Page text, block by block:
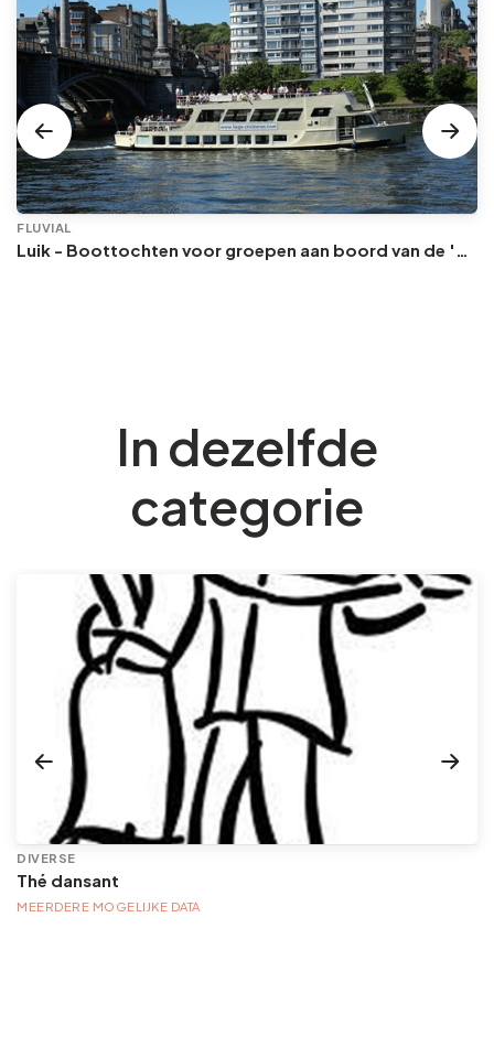
FLUVIAL
Luik - Boottochten voor groepen aan boord van de 'Prince Albert'
In dezelfde
categorie
DIVERSE
Thé dansant
MEERDERE MOGELIJKE DATA